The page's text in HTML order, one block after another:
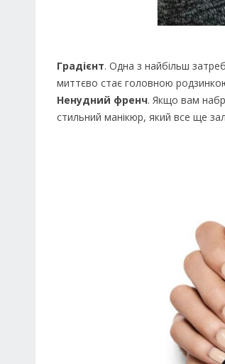
Градієнт. Одна з найбільш
миттєво стає головною
Ненудний френч. Якщо вам
стильний манікюр, який все ще